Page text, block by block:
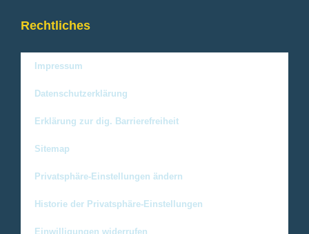
Rechtliches
Impressum
Datenschutzerklärung
Erklärung zur dig. Barrierefreiheit
Sitemap
Privatsphäre-Einstellungen ändern
Historie der Privatsphäre-Einstellungen
Einwilligungen widerrufen